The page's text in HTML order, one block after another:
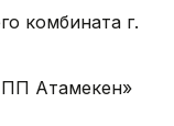
комбината г.
Атамекен»